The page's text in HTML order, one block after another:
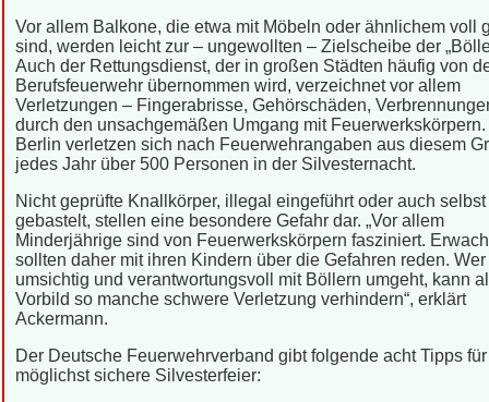
Vor allem Balkone, die etwa mit Möbeln oder ähnlichem voll
sind, werden leicht zur – ungewollten – Zielscheibe der
Auch der Rettungsdienst, der in großen Städten häufig von
Berufsfeuerwehr übernommen wird, verzeichnet vor allem
Verletzungen – Fingerabrisse, Gehörschäden,
durch den unsachgemäßen Umgang mit
Berlin verletzen sich nach Feuerwehrangaben aus diesem
jedes Jahr über 500 Personen in der Silvesternacht.
Nicht geprüfte Knallkörper, illegal eingeführt oder auch selbst
gebastelt, stellen eine besondere Gefahr dar. „Vor allem
Minderjährige sind von Feuerwerkskörpern fasziniert.
sollten daher mit ihren Kindern über die Gefahren reden. Wer
umsichtig und verantwortungsvoll mit Böllern umgeht, kann
Vorbild so manche schwere Verletzung verhindern“, erklärt
Ackermann.
Der Deutsche Feuerwehrverband gibt folgende acht Tipps
möglichst sichere Silvesterfeier: